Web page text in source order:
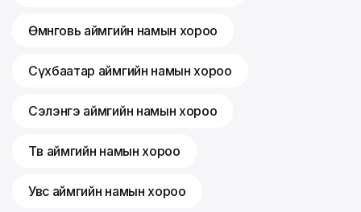
Өмнөговь аймгийн намын хороо
Сүхбаатар аймгийн намын хороо
Сэлэнгэ аймгийн намын хороо
Төв аймгийн намын хороо
Увс аймгийн намын хороо